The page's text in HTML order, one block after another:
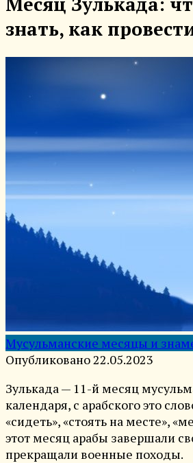
знать, как
Мусульманские месяцы и
Опубликовано22.05.2023
Зулькада — 11-й месяц
календаря, с арабского это
«сидеть», «стоять на месте»,
этот месяц арабы завершали
прекращали военные походы.